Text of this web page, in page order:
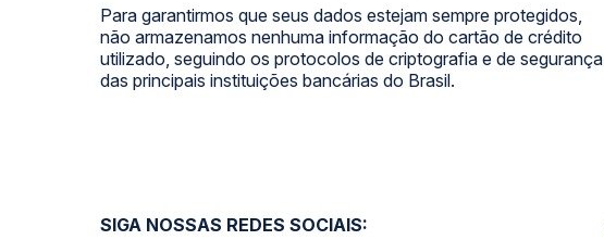
Para garantirmos que seus dados estejam sempre protegidos,
não armazenamos nenhuma informação do cartão de crédito
utilizado, seguindo os protocolos de criptografia e de segurança
das principais instituições bancárias do Brasil.
SIGA NOSSAS REDES SOCIAIS: